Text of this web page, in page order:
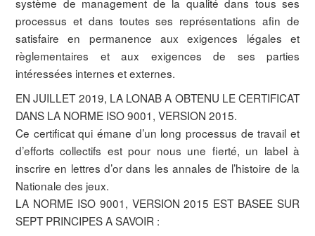
processus et dans toutes ses représentations afin de
satisfaire en permanence aux exigences légales et
règlementaires et aux exigences de ses parties
intéressées internes et externes.
EN JUILLET 2019, LA LONAB A OBTENU LE CERTIFICAT
DANS LA NORME ISO 9001, VERSION 2015.
Ce certificat qui émane d’un long processus de travail et
d’efforts collectifs est pour nous une fierté, un label à
inscrire en lettres d’or dans les annales de l’histoire de la
Nationale des jeux.
LA NORME ISO 9001, VERSION 2015 EST BASEE SUR
SEPT PRINCIPES A SAVOIR :